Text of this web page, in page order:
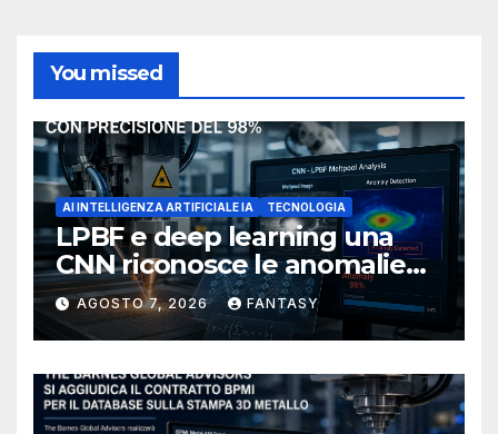
You missed
AI INTELLIGENZA ARTIFICIALE IA TECNOLOGIA
LPBF e deep learning una
CNN riconosce le anomalie
del bagno di fusione
AGOSTO 7, 2026 FANTASY